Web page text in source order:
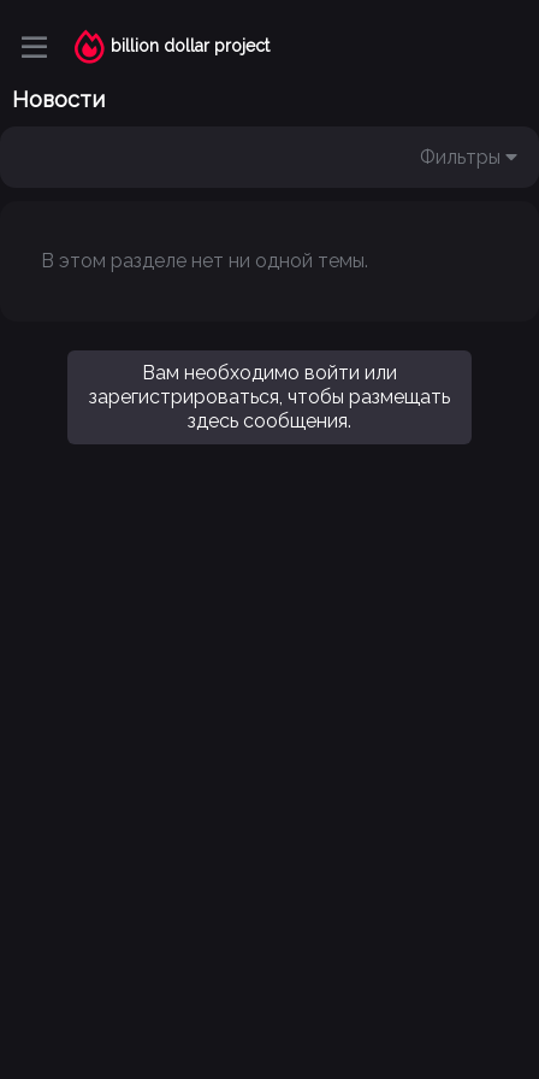
billion dollar project
Новости
Фильтры
В этом разделе нет ни одной темы.
Вам необходимо войти или
зарегистрироваться, чтобы размещать
здесь сообщения.